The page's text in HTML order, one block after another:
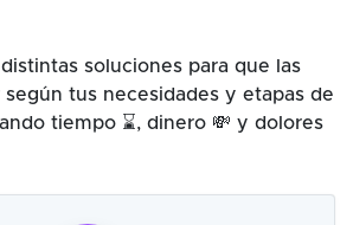
soluciones para que las
tus necesidades y etapas de
tiempo ⌛, dinero 💸 y dolores